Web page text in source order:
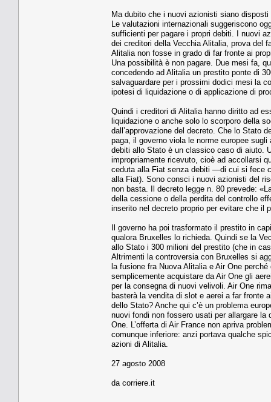
Ma dubito che i nuovi azionisti siano
Le valutazioni internazionali suggeriscono
sufficienti per pagare i propri debiti. I nuovi
dei creditori della Vecchia Alitalia, prova del
Alitalia non fosse in grado di far fronte ai
Una possibilità è non pagare. Due mesi fa,
concedendo ad Alitalia un prestito ponte di
salvaguardare per i prossimi dodici mesi la
ipotesi di liquidazione o di applicazione di
Quindi i creditori di Alitalia hanno diritto ad
liquidazione o anche solo lo scorporo della
dall’approvazione del decreto. Che lo Stato
paga, il governo viola le norme europee
debiti allo Stato è un classico caso di aiuto.
impropriamente ricevuto, cioè ad accollarsi
ceduta alla Fiat senza debiti —di cui si fece
alla Fiat). Sono consci i nuovi azionisti del
non basta. Il decreto legge n. 80 prevede:
della cessione o della perdita del controllo
inserito nel decreto proprio per evitare che il
Il governo ha poi trasformato il prestito in
qualora Bruxelles lo richieda. Quindi se la
allo Stato i 300 milioni del prestito (che in
Altrimenti la controversia con Bruxelles si
la fusione fra Nuova Alitalia e Air One
semplicemente acquistare da Air One gli
per la consegna di nuovi velivoli. Air One
basterà la vendita di slot e aerei a far fronte
dello Stato? Anche qui c’è un problema
nuovi fondi non fossero usati per allargare
One. L’offerta di Air France non apriva
comunque inferiore: anzi portava qualche
azioni di Alitalia.
27 agosto 2008
da corriere.it